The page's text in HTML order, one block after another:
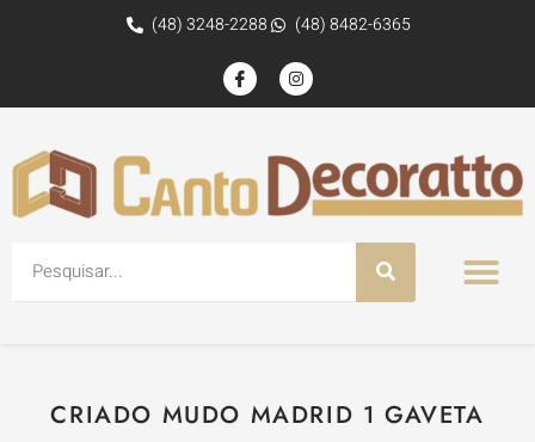
(48) 3248-2288 (48) 8482-6365
CRIADO MUDO MADRID 1 GAVETA